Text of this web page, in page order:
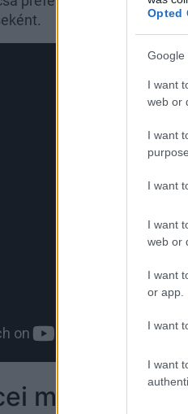
Opted
Google
I want
web or
I want
I want
I want
web or
I want
or app.
I want
I want
még